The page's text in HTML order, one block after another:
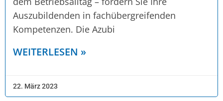
Auszubildenden in fachübergreifenden
Kompetenzen. Die Azubi
WEITERLESEN »
22. März 2023